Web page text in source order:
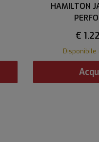
HAMILTON
€
Disponibile